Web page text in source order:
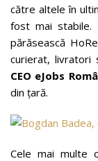
către altele în
fost mai stabile.
părăsească
curierat, livratori
CEO eJobs
din țară.
Cele mai multe